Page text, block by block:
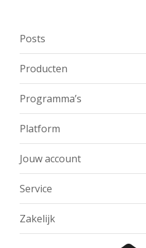
Posts
Producten
Programma’s
Platform
Jouw account
Service
Zakelijk